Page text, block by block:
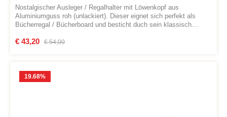
Nostalgischer Ausleger / Regalhalter mit Löwenkopf aus
Aluminiumguss roh (unlackiert). Dieser eignet sich perfekt als
Bücherregal / Bücherboard und besticht duch sein klassisch
mmWandplatte Höhe: 215 mmWandplatte Breite: 90 mm
Verkaufspreis:
€ 43,20 Regulärer Preis:
€ 54,00
19.68%